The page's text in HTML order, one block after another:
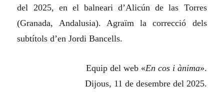
del 2025, en el balneari d’Alicún de las Torres
(Granada, Andalusia). Agraïm la correcció dels
subtítols d’en Jordi Bancells.
Equip del web «En cos i ànima».
Dijous, 11 de desembre del 2025.